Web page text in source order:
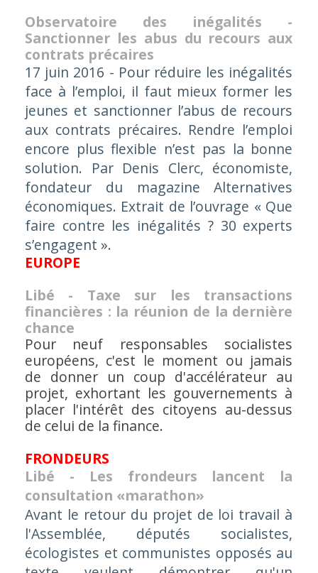
Observatoire des inégalités -
Sanctionner les abus du recours aux
contrats précaires
17 juin 2016 - Pour réduire les inégalités
face à l’emploi, il faut mieux former les
jeunes et sanctionner l’abus de recours
aux contrats précaires. Rendre l’emploi
encore plus flexible n’est pas la bonne
solution. Par Denis Clerc, économiste,
fondateur du magazine Alternatives
économiques. Extrait de l’ouvrage « Que
faire contre les inégalités ? 30 experts
s’engagent ».
EUROPE
Libé - Taxe sur les transactions
financières : la réunion de la dernière
chance
Pour neuf responsables socialistes
européens, c'est le moment ou jamais
de donner un coup d'accélérateur au
projet, exhortant les gouvernements à
placer l'intérêt des citoyens au-dessus
de celui de la finance.
FRONDEURS
Libé - Les frondeurs lancent la
consultation «marathon»
Avant le retour du projet de loi travail à
l'Assemblée, députés socialistes,
écologistes et communistes opposés au